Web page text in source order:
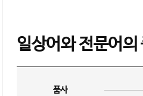
일상어와 전문어의
품사